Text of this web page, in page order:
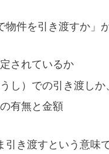
件を引き渡すか」
されているか
し）での引き渡し
有無と金額
引き渡すという意